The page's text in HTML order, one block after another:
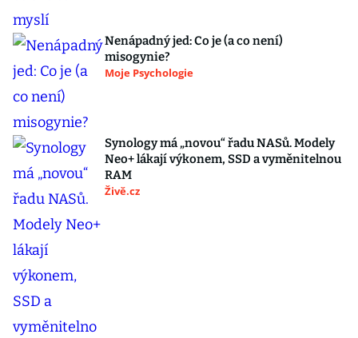
Nenápadný jed: Co je (a co není)
misogynie?
Moje Psychologie
Synology má „novou“ řadu NASů. Modely
Neo+ lákají výkonem, SSD a vyměnitelnou
RAM
Živě.cz